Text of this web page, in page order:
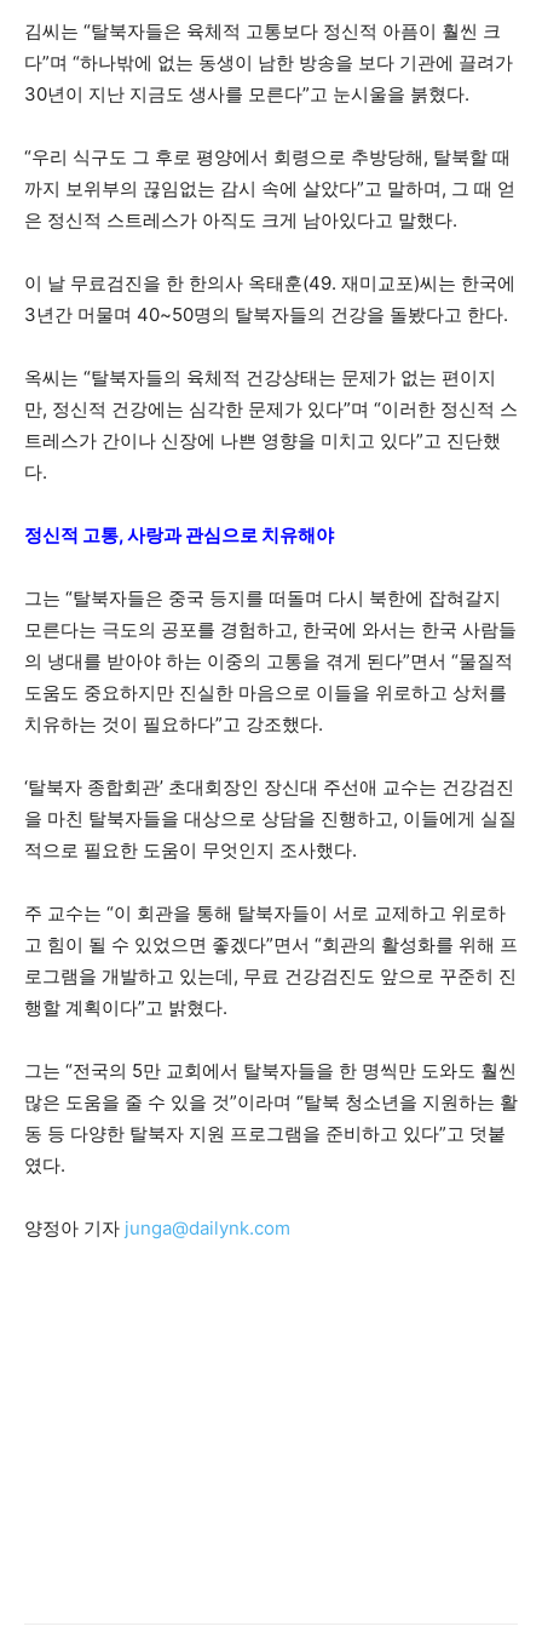
김씨는 “탈북자들은 육체적 고통보다 정신적 아픔이 훨씬 크
다”며 “하나밖에 없는 동생이 남한 방송을 보다 기관에 끌려가
30년이 지난 지금도 생사를 모른다”고 눈시울을 붉혔다.
“우리 식구도 그 후로 평양에서 회령으로 추방당해, 탈북할 때
까지 보위부의 끊임없는 감시 속에 살았다”고 말하며, 그 때 얻
은 정신적 스트레스가 아직도 크게 남아있다고 말했다.
이 날 무료검진을 한 한의사 옥태훈(49. 재미교포)씨는 한국에
3년간 머물며 40~50명의 탈북자들의 건강을 돌봤다고 한다.
옥씨는 “탈북자들의 육체적 건강상태는 문제가 없는 편이지
만, 정신적 건강에는 심각한 문제가 있다”며 “이러한 정신적 스
트레스가 간이나 신장에 나쁜 영향을 미치고 있다”고 진단했
다.
정신적 고통, 사랑과 관심으로 치유해야
그는 “탈북자들은 중국 등지를 떠돌며 다시 북한에 잡혀갈지
모른다는 극도의 공포를 경험하고, 한국에 와서는 한국 사람들
의 냉대를 받아야 하는 이중의 고통을 겪게 된다”면서 “물질적
도움도 중요하지만 진실한 마음으로 이들을 위로하고 상처를
치유하는 것이 필요하다”고 강조했다.
‘탈북자 종합회관’ 초대회장인 장신대 주선애 교수는 건강검진
을 마친 탈북자들을 대상으로 상담을 진행하고, 이들에게 실질
적으로 필요한 도움이 무엇인지 조사했다.
주 교수는 “이 회관을 통해 탈북자들이 서로 교제하고 위로하
고 힘이 될 수 있었으면 좋겠다”면서 “회관의 활성화를 위해 프
로그램을 개발하고 있는데, 무료 건강검진도 앞으로 꾸준히 진
행할 계획이다”고 밝혔다.
그는 “전국의 5만 교회에서 탈북자들을 한 명씩만 도와도 훨씬
많은 도움을 줄 수 있을 것”이라며 “탈북 청소년을 지원하는 활
동 등 다양한 탈북자 지원 프로그램을 준비하고 있다”고 덧붙
였다.
양정아 기자 junga@dailynk.com